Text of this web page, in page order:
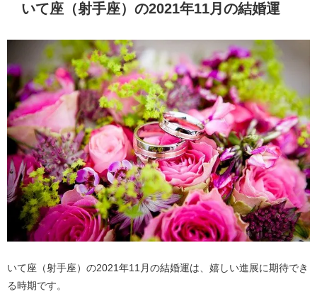
いて座（射手座）の2021年11月の結婚運
いて座（射手座）の2021年11月の結婚運は、嬉しい進展に期待でき
る時期です。